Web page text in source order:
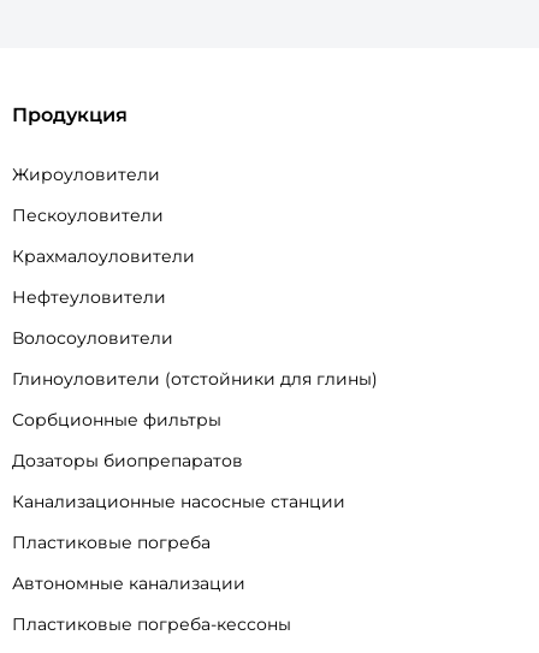
Продукция
Жироуловители
Пескоуловители
Крахмалоуловители
Нефтеуловители
Волосоуловители
Глиноуловители (отстойники для глины)
Сорбционные фильтры
Дозаторы биопрепаратов
Канализационные насосные станции
Пластиковые погреба
Автономные канализации
Пластиковые погреба-кессоны